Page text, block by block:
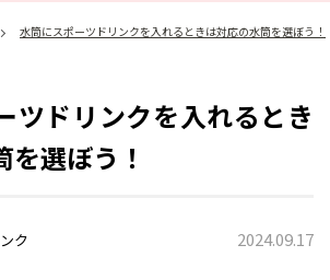
水筒にスポーツドリンクを入れるときは対応の水筒を選ぼう！
ツドリンクを入れるとき
選ぼう！
ク 2024.09.17